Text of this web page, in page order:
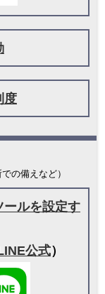
度
の備えなど）
ールを設定す
公式）